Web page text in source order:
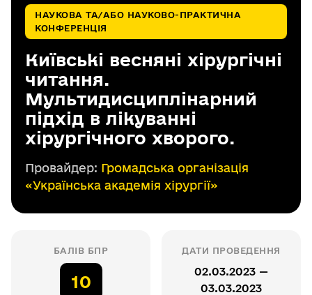
НАУКОВА ТА/АБО НАУКОВО-ПРАКТИЧНА
КОНФЕРЕНЦІЯ
Київські весняні хірургічні
читання.
Мультидисциплінарний
підхід в лікуванні
хірургічного хворого.
Провайдер: Громадська організація
«Українська академія хірургії»
БАЛІВ БПР
10
ДАТИ ПРОВЕДЕННЯ
02.03.2023 —
03.03.2023